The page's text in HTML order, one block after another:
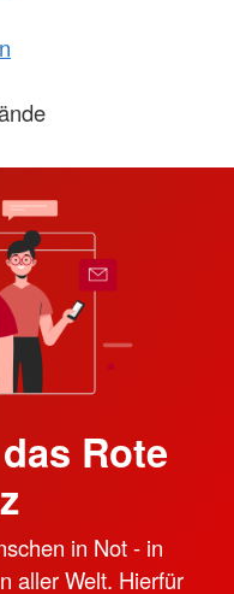
Rote
in Not - in
aller Welt. Hierfür